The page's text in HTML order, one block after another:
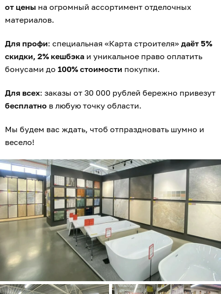
от цены на огромный ассортимент отделочных
материалов.
Для профи: специальная «Карта строителя» даёт 5%
скидки, 2% кешбэка и уникальное право оплатить
бонусами до 100% стоимости покупки.
Для всех: заказы от 30 000 рублей бережно привезут
бесплатно в любую точку области.
Мы будем вас ждать, чтоб отпраздновать шумно и
весело!